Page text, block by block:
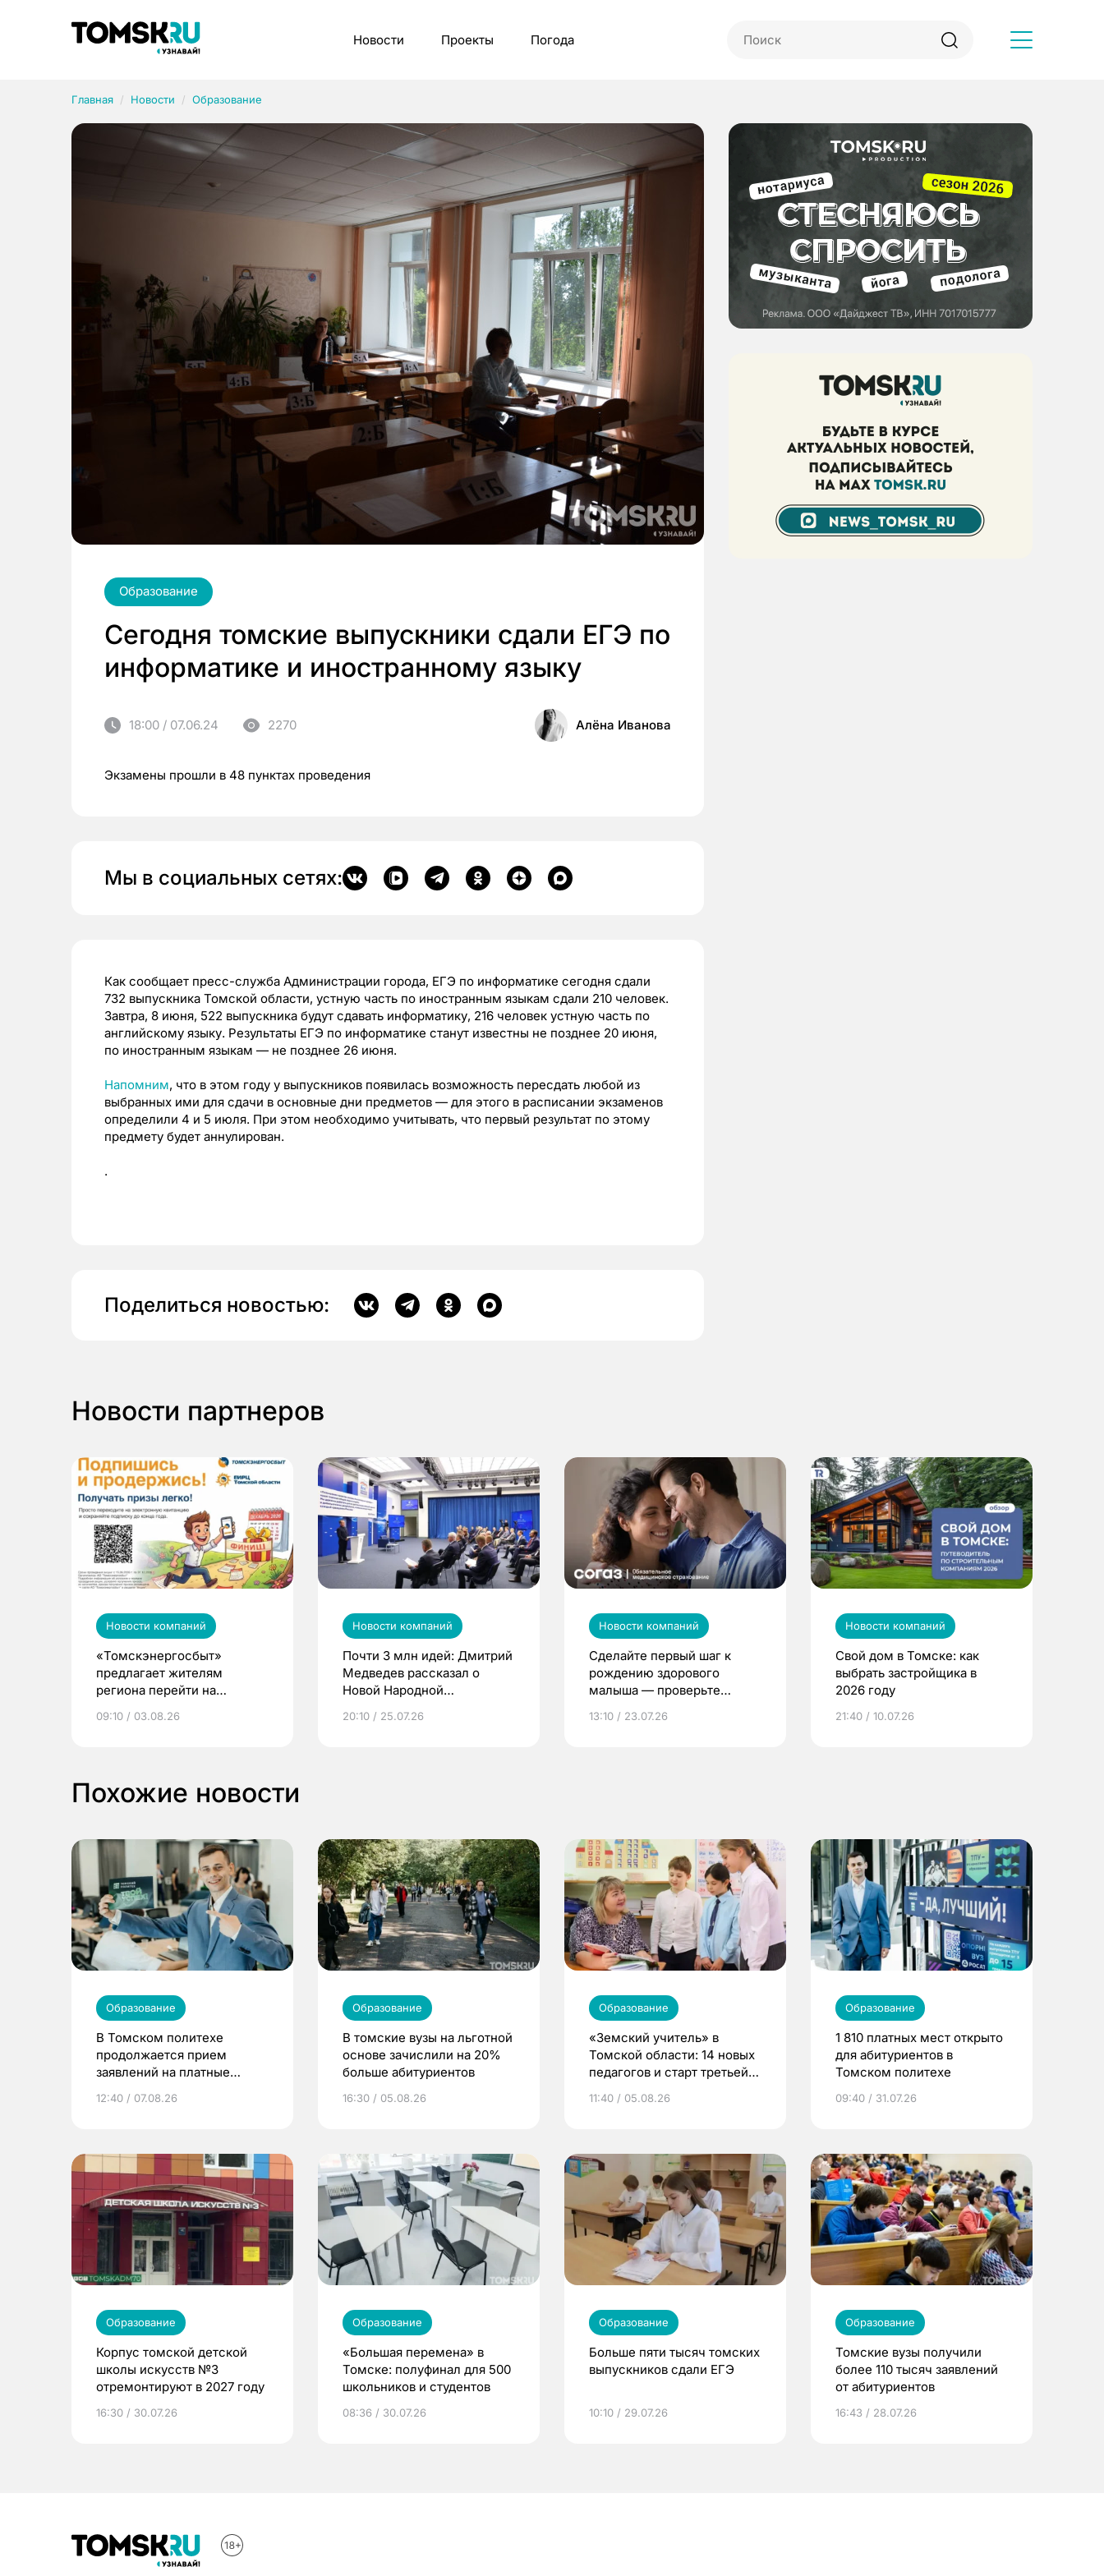
Новости Проекты Погода
Главная Новости Образование
Образование
Сегодня томские выпускники сдали ЕГЭ по
информатике и иностранному языку
18:00 / 07.06.24 2270 Алёна Иванова
Экзамены прошли в 48 пунктах проведения
Мы в социальных сетях:
Как сообщает пресс-служба Администрации города, ЕГЭ по информатике сегодня сдали
732 выпускника Томской области, устную часть по иностранным языкам сдали 210 человек.
Завтра, 8 июня, 522 выпускника будут сдавать информатику, 216 человек устную часть по
английскому языку. Результаты ЕГЭ по информатике станут известны не позднее 20 июня,
по иностранным языкам — не позднее 26 июня.
Напомним, что в этом году у выпускников появилась возможность пересдать любой из
выбранных ими для сдачи в основные дни предметов — для этого в расписании экзаменов
определили 4 и 5 июля. При этом необходимо учитывать, что первый результат по этому
предмету будет аннулирован.
.
Поделиться новостью:
Новости партнеров
Новости компаний
«Томскэнергосбыт»
предлагает жителям
региона перейти на
выиграть призы
09:10 / 03.08.26
Новости компаний
Почти 3 млн идей: Дмитрий
Медведев рассказал о
Новой Народной
20:10 / 25.07.26
Новости компаний
Сделайте первый шаг к
рождению здорового
малыша — проверьте
по ОМС!
13:10 / 23.07.26
Новости компаний
Свой дом в Томске: как
выбрать застройщика в
2026 году
21:40 / 10.07.26
Похожие новости
Образование
В Томском политехе
продолжается прием
заявлений на платные
12:40 / 07.08.26
Образование
В томские вузы на льготной
основе зачислили на 20%
больше абитуриентов
16:30 / 05.08.26
Образование
«Земский учитель» в
Томской области: 14 новых
педагогов и старт третьей
11:40 / 05.08.26
Образование
1 810 платных мест открыто
для абитуриентов в
Томском политехе
09:40 / 31.07.26
Образование
Корпус томской детской
школы искусств №3
отремонтируют в 2027 году
16:30 / 30.07.26
Образование
«Большая перемена» в
Томске: полуфинал для 500
школьников и студентов
08:36 / 30.07.26
Образование
Больше пяти тысяч томских
выпускников сдали ЕГЭ
10:10 / 29.07.26
Образование
Томские вузы получили
более 110 тысяч заявлений
от абитуриентов
16:43 / 28.07.26
Рубрики